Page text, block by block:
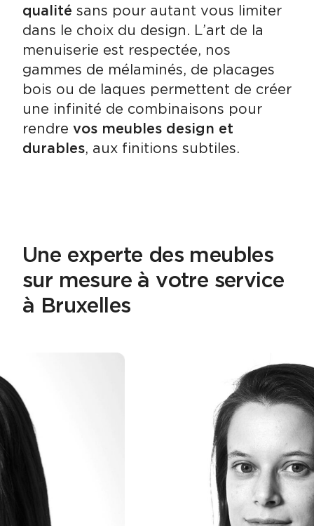
qualité sans pour autant vous limiter
dans le choix du design. L’art de la
menuiserie est respectée, nos
gammes de mélaminés, de placages
bois ou de laques permettent de créer
une infinité de combinaisons pour
rendre vos meubles design et
durables, aux finitions subtiles.
Une experte des meubles
sur mesure à votre service
à Bruxelles